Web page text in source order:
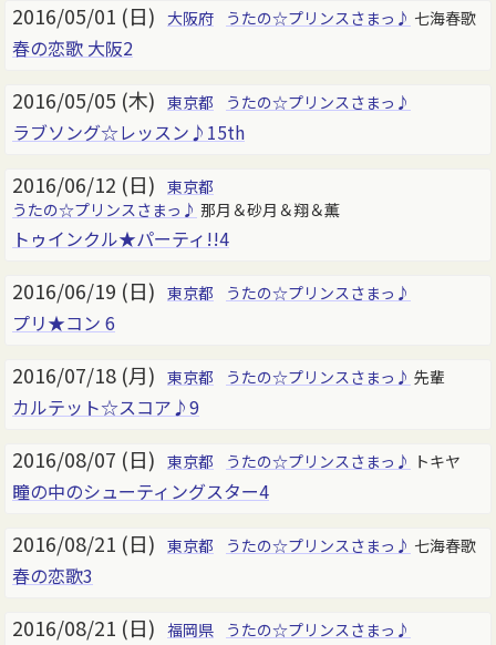
2016/05/01 (日) 大阪府 うたの☆プリンスさまっ♪ 七海春歌
春の恋歌 大阪2
2016/05/05 (木) 東京都 うたの☆プリンスさまっ♪
ラブソング☆レッスン♪15th
2016/06/12 (日) 東京都
うたの☆プリンスさまっ♪ 那月＆砂月＆翔＆薫
トゥインクル★パーティ!!4
2016/06/19 (日) 東京都 うたの☆プリンスさまっ♪
プリ★コン 6
2016/07/18 (月) 東京都 うたの☆プリンスさまっ♪ 先輩
カルテット☆スコア♪9
2016/08/07 (日) 東京都 うたの☆プリンスさまっ♪ トキヤ
瞳の中のシューティングスター4
2016/08/21 (日) 東京都 うたの☆プリンスさまっ♪ 七海春歌
春の恋歌3
2016/08/21 (日) 福岡県 うたの☆プリンスさまっ♪